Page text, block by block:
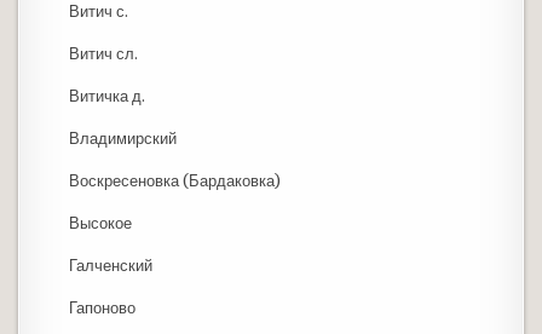
Витич с.
Витич сл.
Витичка д.
Владимирский
Воскресеновка (Бардаковка)
Высокое
Галченский
Гапоново